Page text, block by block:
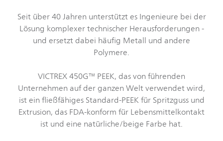
Seit über 40 Jahren unterstützt es Ingenieure bei der
Lösung komplexer technischer Herausforderungen -
und ersetzt dabei häufig Metall und andere
Polymere.
VICTREX 450G™ PEEK, das von führenden
Unternehmen auf der ganzen Welt verwendet wird,
ist ein fließfähiges Standard-PEEK für Spritzguss und
Extrusion, das FDA-konform für Lebensmittelkontakt
ist und eine natürliche/beige Farbe hat.